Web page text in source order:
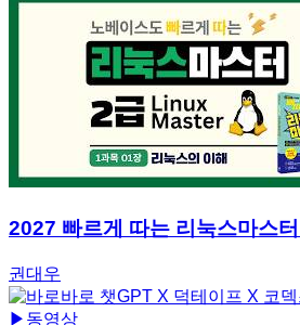
2027 빠르게 따는 리눅스마스
권대우
▶ 동영상